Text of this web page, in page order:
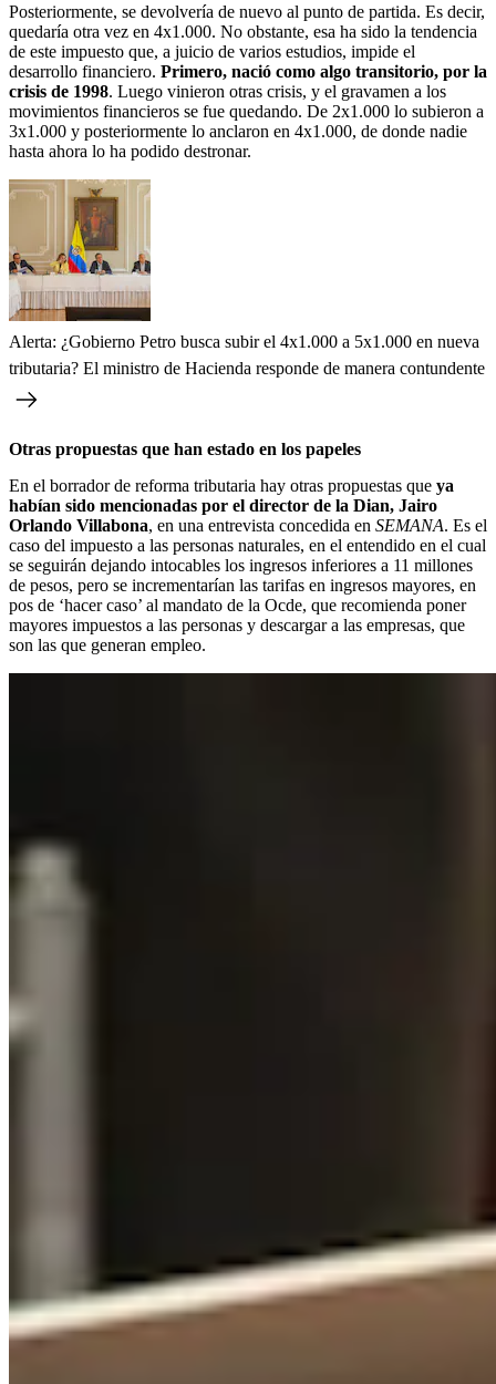
Posteriormente, se devolvería de nuevo al punto de partida. Es decir,
quedaría otra vez en 4x1.000. No obstante, esa ha sido la tendencia
de este impuesto que, a juicio de varios estudios, impide el
desarrollo financiero. Primero, nació como algo transitorio, por la
crisis de 1998. Luego vinieron otras crisis, y el gravamen a los
movimientos financieros se fue quedando. De 2x1.000 lo subieron a
3x1.000 y posteriormente lo anclaron en 4x1.000, de donde nadie
hasta ahora lo ha podido destronar.
Alerta: ¿Gobierno Petro busca subir el 4x1.000 a 5x1.000 en nueva
tributaria? El ministro de Hacienda responde de manera contundente
Otras propuestas que han estado en los papeles
En el borrador de reforma tributaria hay otras propuestas que ya
habían sido mencionadas por el director de la Dian, Jairo
Orlando Villabona, en una entrevista concedida en SEMANA. Es el
caso del impuesto a las personas naturales, en el entendido en el cual
se seguirán dejando intocables los ingresos inferiores a 11 millones
de pesos, pero se incrementarían las tarifas en ingresos mayores, en
pos de ‘hacer caso’ al mandato de la Ocde, que recomienda poner
mayores impuestos a las personas y descargar a las empresas, que
son las que generan empleo.